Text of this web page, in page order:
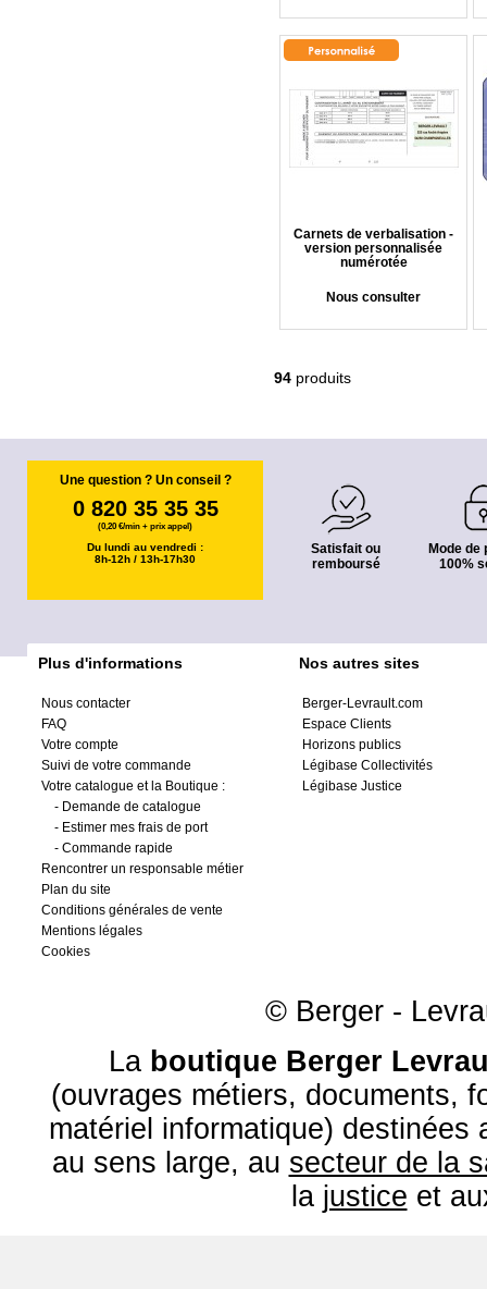
Carnets de verbalisation -
version personnalisée
numérotée
Nous consulter
94 produits
Une question ? Un conseil ?
0 820 35 35 35
(0,20 €/min + prix appel)
Du lundi au vendredi :
8h-12h / 13h-17h30
Satisfait ou
remboursé
Mode de
100%
Plus d'informations
Nous contacter
FAQ
Votre compte
Suivi de votre commande
Votre catalogue et la Boutique :
- Demande de catalogue
- Estimer mes frais de port
- Commande rapide
Rencontrer un responsable métier
Plan du site
Conditions générales de vente
Mentions légales
Cookies
Nos autres sites
Berger-Levrault.com
Espace Clients
Horizons publics
Légibase Collectivités
Légibase Justice
© Berger -
La boutique Berger
(ouvrages métiers, documents,
matériel informatique) destinées
au sens large, au secteur de la
la justice et